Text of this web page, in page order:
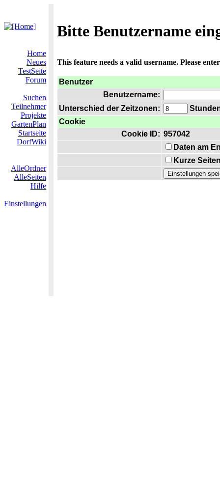
Bitte Benutzername
Home
Neues
TestSeite
Forum
Suchen
Teilnehmer
Projekte
GartenPlan
Startseite
DorfWiki
AlleOrdner
AlleSeiten
Hilfe
Einstellungen
This feature needs a valid username. Please
Benutzer
Benutzername:
Unterschied der Zeitzonen:
Cookie
Cookie ID: 957042
Daten am
Kurze